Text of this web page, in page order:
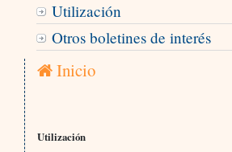
Utilización
Otros boletines de interés
Inicio
Utilización